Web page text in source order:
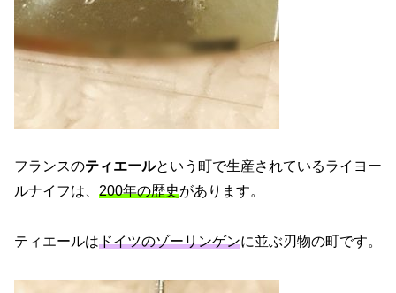
フランスのティエールという町で生産されているライヨー
ルナイフは、 200年の歴史があります。
ティエールはドイツのゾーリンゲンに並ぶ刃物の町です。